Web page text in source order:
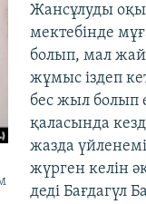
Жансұлуды
мектебінде
болып, мал
жұмыс іздеп
бес жыл болып
қаласында
жазда
жүрген келін
деді Бағдагүл